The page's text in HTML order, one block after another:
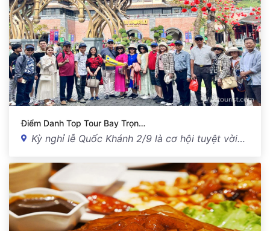
Điểm Danh Top Tour Bay Trọn…
Kỳ nghỉ lễ Quốc Khánh 2/9 là cơ hội tuyệt vời…